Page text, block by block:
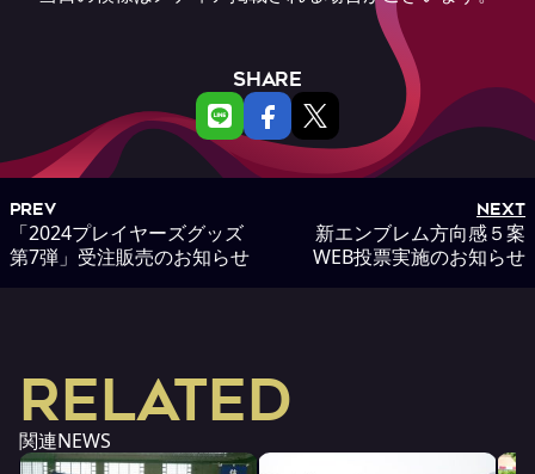
SHARE
PREV
「2024プレイヤーズグッズ
第7弾」受注販売のお知らせ
NEXT
新エンブレム方向感５案
WEB投票実施のお知らせ
RELATED
関連NEWS